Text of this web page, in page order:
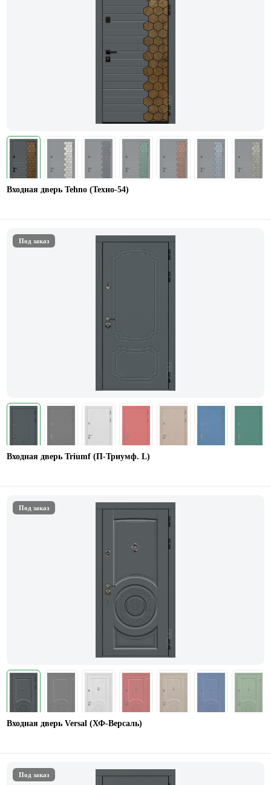
Входная дверь Tehno (Техно-54)
Под заказ
Входная дверь Triumf (П-Триумф. L)
Под заказ
Входная дверь Versal (ХФ-Версаль)
Под заказ